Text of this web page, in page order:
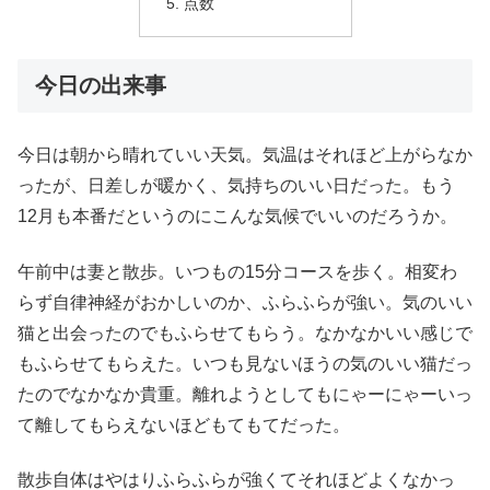
今日の出来事
今日は朝から晴れていい天気。気温はそれほど上がらなか
ったが、日差しが暖かく、気持ちのいい日だった。もう
12月も本番だというのにこんな気候でいいのだろうか。
午前中は妻と散歩。いつもの15分コースを歩く。相変わ
らず自律神経がおかしいのか、ふらふらが強い。気のいい
猫と出会ったのでもふらせてもらう。なかなかいい感じで
もふらせてもらえた。いつも見ないほうの気のいい猫だっ
たのでなかなか貴重。離れようとしてもにゃーにゃーいっ
て離してもらえないほどもてもてだった。
散歩自体はやはりふらふらが強くてそれほどよくなかっ